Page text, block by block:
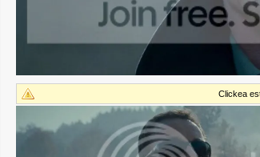
Clickea